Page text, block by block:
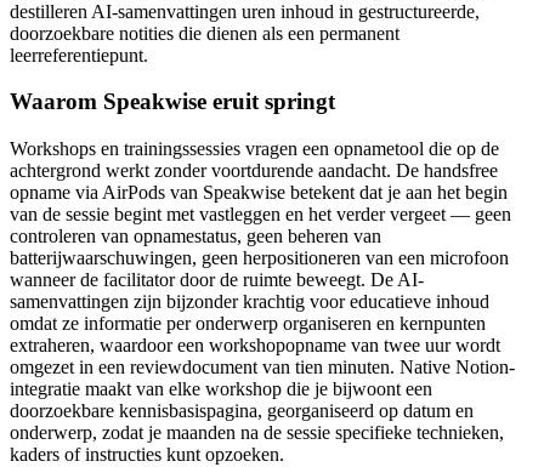
destilleren AI-samenvattingen uren inhoud in gestructureerde,
doorzoekbare notities die dienen als een permanent
leerreferentiepunt.
Waarom Speakwise eruit springt
Workshops en trainingssessies vragen een opnametool die op de
achtergrond werkt zonder voortdurende aandacht. De handsfree
opname via AirPods van Speakwise betekent dat je aan het begin
van de sessie begint met vastleggen en het verder vergeet — geen
controleren van opnamestatus, geen beheren van
batterijwaarschuwingen, geen herpositioneren van een microfoon
wanneer de facilitator door de ruimte beweegt. De AI-
samenvattingen zijn bijzonder krachtig voor educatieve inhoud
omdat ze informatie per onderwerp organiseren en kernpunten
extraheren, waardoor een workshopopname van twee uur wordt
omgezet in een reviewdocument van tien minuten. Native Notion-
integratie maakt van elke workshop die je bijwoont een
doorzoekbare kennisbasispagina, georganiseerd op datum en
onderwerp, zodat je maanden na de sessie specifieke technieken,
kaders of instructies kunt opzoeken.